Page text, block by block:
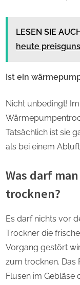
LESEN SIE
heute
Ist ein
Nicht unbedingt!
Tatsächlich ist sie
als bei einem
Was darf
trocknen?
Es darf nichts vor
Trockner die
Vorgang gestört
zum trocknen. Das
Flusen im Gebläse